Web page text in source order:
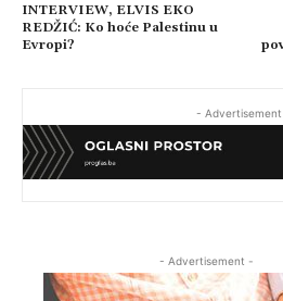
INTERVIEW, ELVIS EKO
REDŽIĆ: Ko hoće Palestinu u
Evropi?
-
- Advertisement -